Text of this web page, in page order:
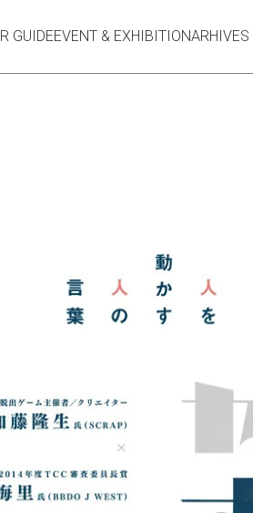
GUIDEEVENT & EXHIBITIONARHIVES